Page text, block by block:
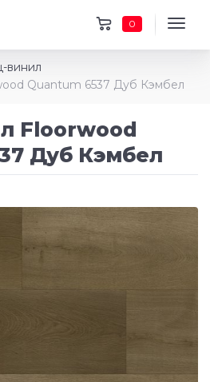
0
винил
Quantum 6537 Дуб Кэмбел
Floorwood
Дуб Кэмбел